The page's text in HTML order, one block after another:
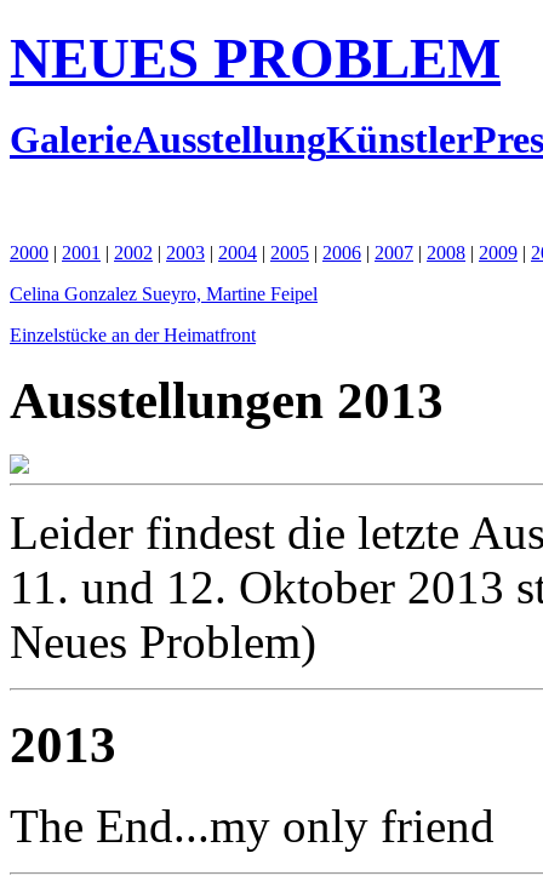
NEUES PROBLEM
GalerieAusstellungKünstler
2000 | 2001 | 2002 | 2003 | 2004 | 2005 | 2006 | 2007 | 2008 | 2009 |
Celina Gonzalez Sueyro, Martine Feipel
Einzelstücke an der Heimatfront
Ausstellungen 2013
Leider findest die letzte
11. und 12. Oktober 2013
Neues Problem)
2013
The End...my only friend